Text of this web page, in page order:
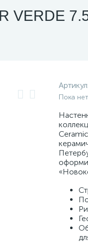
VERDE
Артикул:
Пока